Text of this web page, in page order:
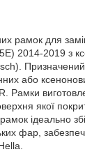
рамок для
2014-2019 з
або
Рамки
якої
ідеально
фар,